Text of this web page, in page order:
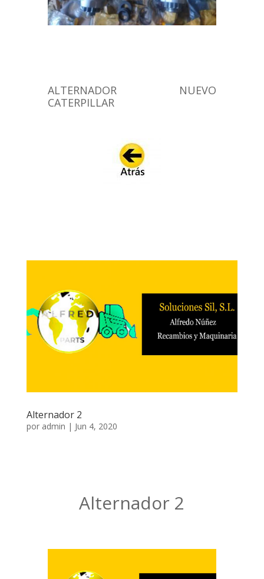
ALTERNADOR NUEVO
CATERPILLAR
Alternador 2
por admin | Jun 4, 2020
Alternador 2